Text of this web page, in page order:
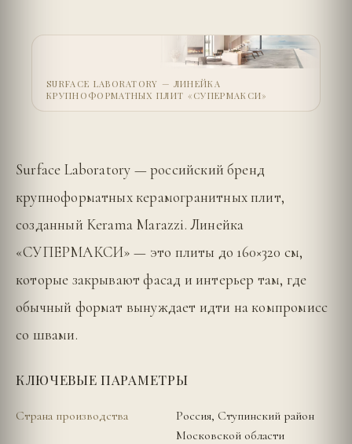
SURFACE LABORATORY — ЛИНЕЙКА
КРУПНОФОРМАТНЫХ ПЛИТ «СУПЕРМАКСИ»
Surface Laboratory — российский бренд
крупноформатных керамогранитных плит,
созданный Kerama Marazzi. Линейка
«СУПЕРМАКСИ» — это плиты до 160×320 см,
которые закрывают фасад и интерьер там, где
обычный формат вынуждает идти на компромисс
со швами.
КЛЮЧЕВЫЕ ПАРАМЕТРЫ
Страна производства
Россия, Ступинский район
Московской области